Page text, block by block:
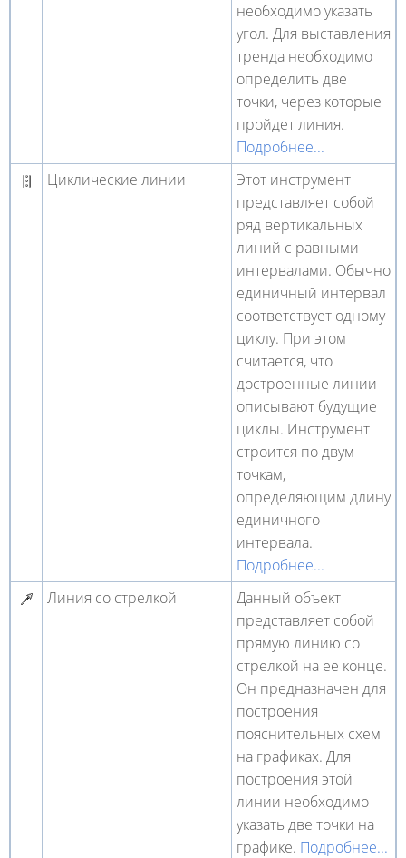
необходимо указать
угол. Для выставления
тренда необходимо
определить две
точки, через которые
пройдет линия.
Подробнее...
Циклические линии
Этот инструмент
представляет собой
ряд вертикальных
линий с равными
интервалами. Обычно
единичный интервал
соответствует одному
циклу. При этом
считается, что
достроенные линии
описывают будущие
циклы. Инструмент
строится по двум
точкам,
определяющим длину
единичного
интервала.
Подробнее...
Линия со стрелкой
Данный объект
представляет собой
прямую линию со
стрелкой на ее конце.
Он предназначен для
построения
пояснительных схем
на графиках. Для
построения этой
линии необходимо
указать две точки на
графике. Подробнее...